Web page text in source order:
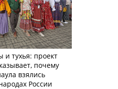
и тухья: проект
почему
взялись
России